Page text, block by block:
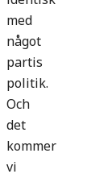
med
något
partis
politik.
Och
det
kommer
vi